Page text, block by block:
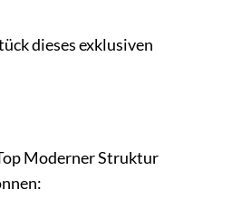
dieses exklusiven
Moderner Struktur